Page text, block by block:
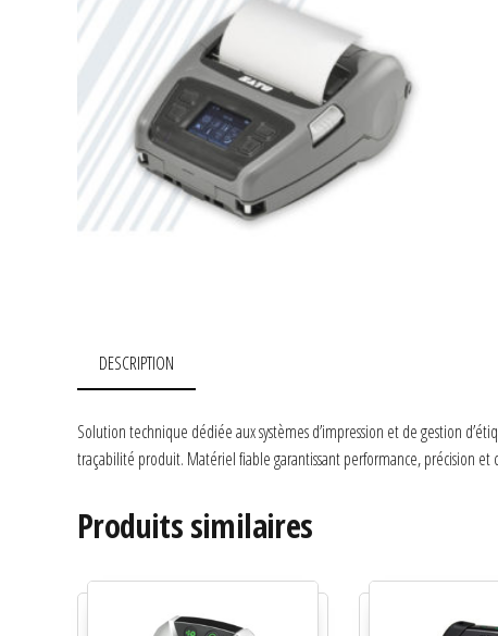
DESCRIPTION
Solution technique dédiée aux systèmes d’impression et de gestion
traçabilité produit. Matériel fiable garantissant performance, précision
Produits similaires